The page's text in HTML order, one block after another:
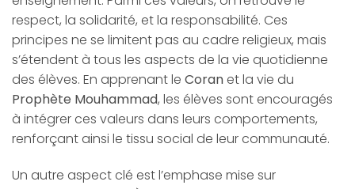
respect, la solidarité, et la responsabilité. Ces
principes ne se limitent pas au cadre religieux, mais
s’étendent à tous les aspects de la vie quotidienne
des élèves. En apprenant le Coranet la vie du
Prophète Mouhammad, les élèves sont encouragés
à intégrer ces valeurs dans leurs comportements,
renforçant ainsi le tissu social de leur communauté.
Un autre aspect clé est l’emphase mise sur